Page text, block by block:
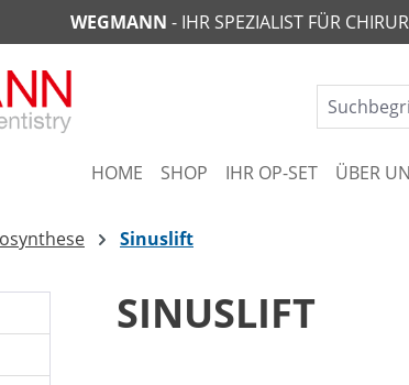
WEGMANN - IHR SPEZIALIST FÜR
HOME SHOP IHR OP-SET ÜBER
Sinuslift
SINUSLIFT